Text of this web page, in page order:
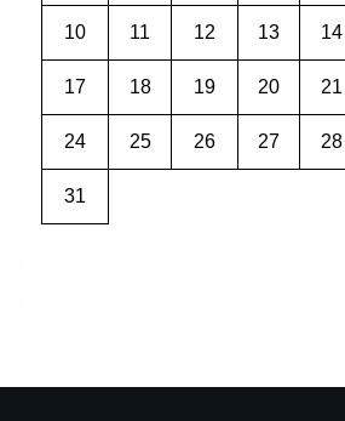
10 11 12 13 14
17 18 19 20 21
24 25 26 27 28
31